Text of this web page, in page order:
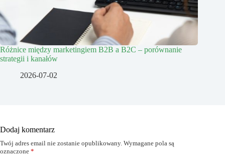
Różnice między marketingiem B2B a B2C – porównanie
strategii i kanałów
2026-07-02
Dodaj komentarz
Twój adres email nie zostanie opublikowany. Wymagane pola są
oznaczone *